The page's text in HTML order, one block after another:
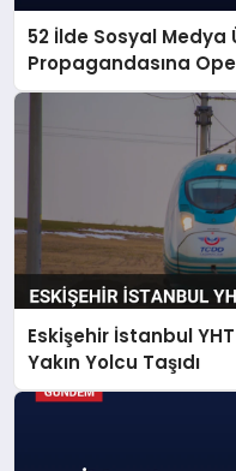
52 İlde Sosyal Medya
Propagandasına
Eskişehir İstanbul
Yakın Yolcu Taşıdı